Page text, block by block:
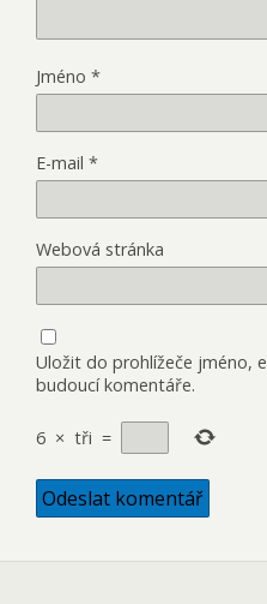
Jméno *
E-mail *
Webová stránka
Uložit do prohlížeče jméno,
budoucí komentáře.
6 × tři =